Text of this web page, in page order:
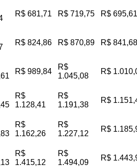
R$ 681,71 R$ 719,75 R$ 695,61
R$ 824,86 R$ 870,89 R$ 841,68
R$ 989,84
R$
1.045,08
R$
R$
1.128,41
R$
1.191,38
R$
R$
1.162,26
R$
1.227,12
R$
R$
1.415,12
R$
1.494,09
R$